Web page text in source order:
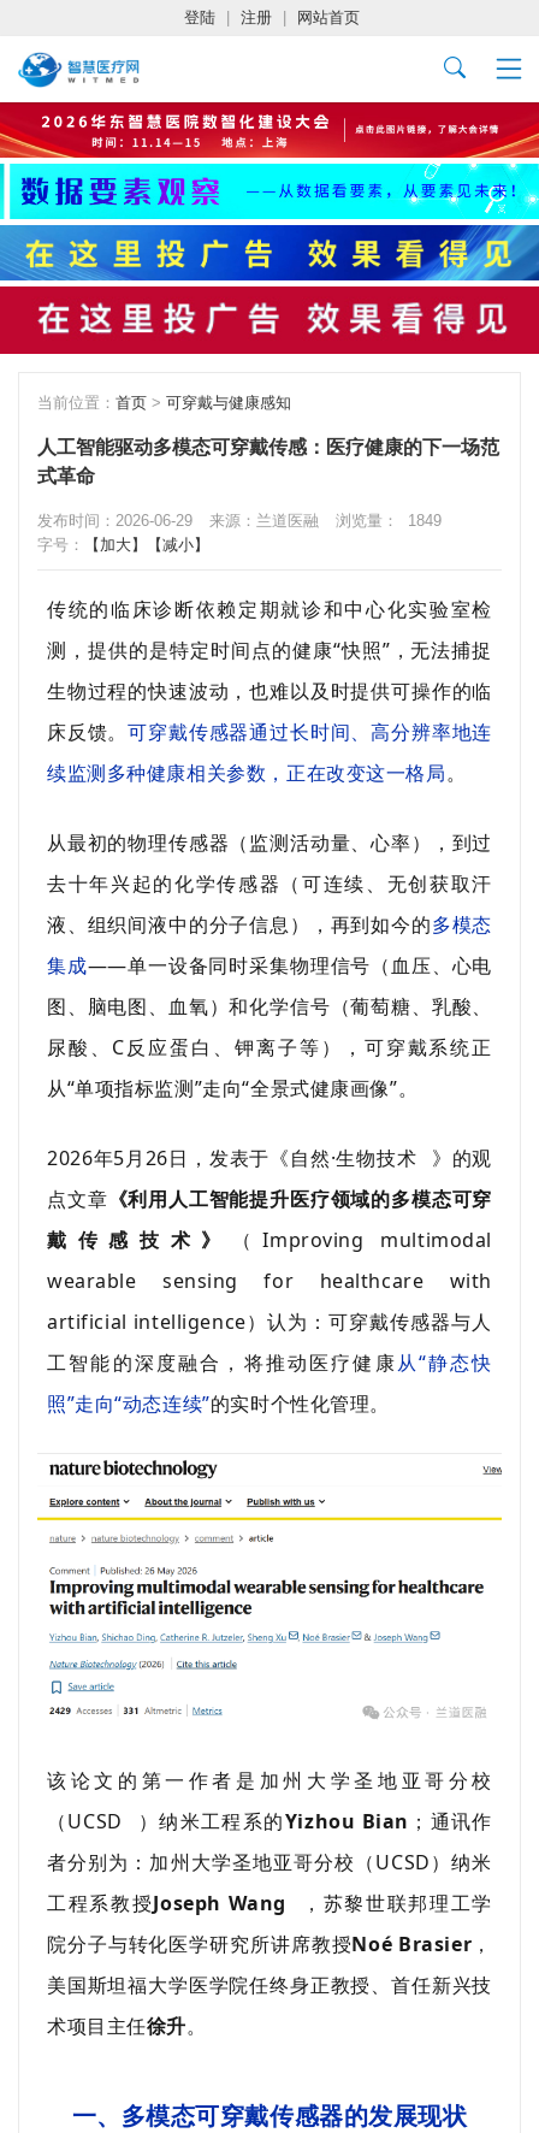
登陆 注册 网站首页
当前位置： 首页 > 可穿戴与健康感知
人工智能驱动多模态可穿戴传感：医疗健康的下一场范
式革命
发布时间：2026-06-29 来源：兰道医融 浏览量：
1849
字号：
【加大】 【减小】
传统的临床诊断依赖定期就诊和中心化实验室检
测，提供的是特定时间点的健康“快照”，无法捕捉
生物过程的快速波动，也难以及时提供可操作的临
床反馈。可穿戴传感器通过长时间、高分辨率地连
续监测多种健康相关参数，正在改变这一格局。
从最初的物理传感器（监测活动量、心率），到过
去十年兴起的化学传感器（可连续、无创获取汗
液、组织间液中的分子信息），再到如今的多模态
集成——单一设备同时采集物理信号（血压、心电
图、脑电图、血氧）和化学信号（葡萄糖、乳酸、
尿酸、C反应蛋白、钾离子等），可穿戴系统正
从“单项指标监测”走向“全景式健康画像”。
2026年5月26日，发表于《自然·生物技术
》的观
点文章 《利用人工智能提升医疗领域的多模态可穿
戴传感技术》
（Improving multimodal
wearable sensing for healthcare with
artificial intelligence）认为：可穿戴传感器与人
工智能的深度融合，将推动医疗健康从“静态快
照”走向“动态连续”的实时个性化管理。
该论文的第一作者是加州大学圣地亚哥分校
（UCSD ）纳米工程系的Yizhou Bian ；通讯作
者分别为：加州大学圣地亚哥分校（UCSD）纳米
工程系教授Joseph Wang
，苏黎世联邦理工学
院分子与转化医学研究所讲席教授Noé Brasier ，
美国斯坦福大学医学院任终身正教授、首任新兴技
术项目主任徐升。
一、多模态可穿戴传感器的发展现状